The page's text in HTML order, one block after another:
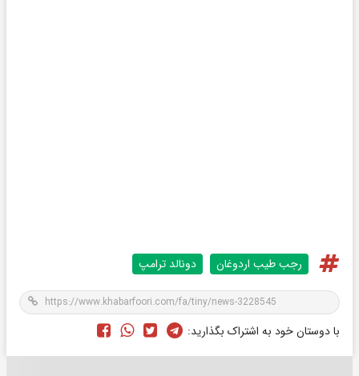
رجب طیب اردوغان دونالد ترامپ
با دوستان خود به اشتراک بگذارید: